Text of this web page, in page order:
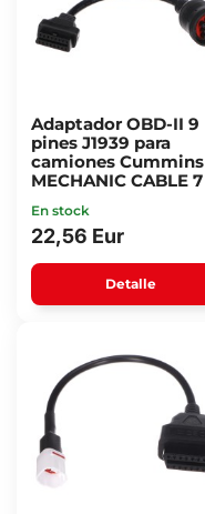
Adaptador OBD-II 9
pines J1939 para
camiones Cummins
MECHANIC CABLE 7
En stock
22,56 Eur
Detalle